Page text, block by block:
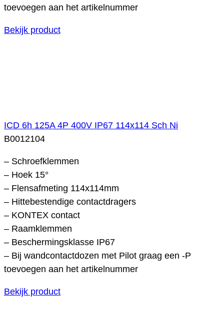
toevoegen aan het artikelnummer
Bekijk product
ICD 6h 125A 4P 400V IP67 114x114 Sch Ni
B0012104
– Schroefklemmen
– Hoek 15°
– Flensafmeting 114x114mm
– Hittebestendige contactdragers
– KONTEX contact
– Raamklemmen
– Beschermingsklasse IP67
– Bij wandcontactdozen met Pilot graag een -P
toevoegen aan het artikelnummer
Bekijk product